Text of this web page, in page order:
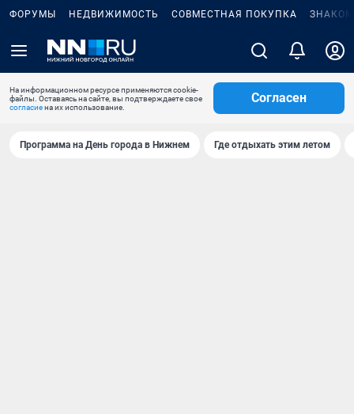
ФОРУМЫ НЕДВИЖИМОСТЬ СОВМЕСТНАЯ ПОКУПКА
На информационном ресурсе применяются cookie-
файлы. Оставаясь на сайте, вы подтверждаете свое
согласиена их использование.
Согласен
Программа на День города в Нижнем Где отдыхать этим летом